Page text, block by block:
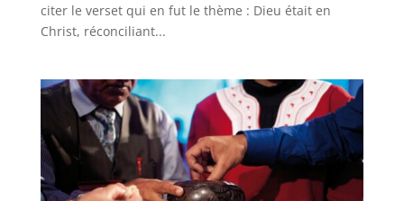
citer le verset qui en fut le thème : Dieu était en
Christ, réconciliant...